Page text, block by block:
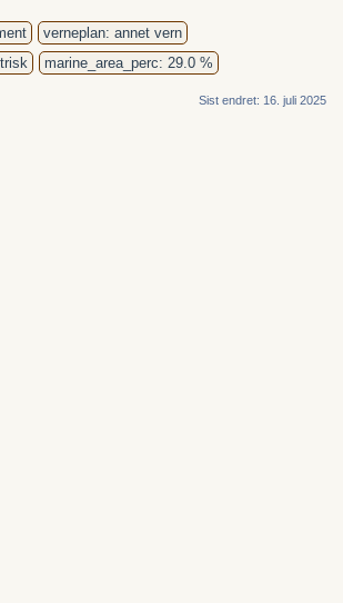
verneplan: annet vern
marine_area_perc: 29.0 %
Sist endret: 16. juli 2025